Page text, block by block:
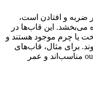
ضربه و افتادن است،
این قاب‌ها در
یا چرم موجود هستند و
برای مثال، قاب‌های
ضدآب یا ضد غبار برای فعالیت‌های outdoor مناسب‌اند و عمر